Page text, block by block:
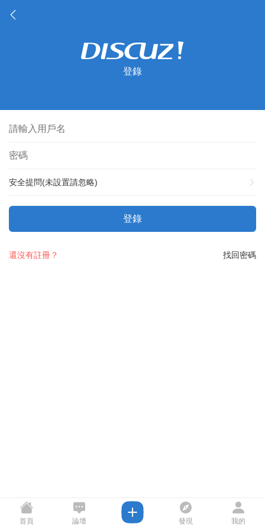
登錄
安全提問(未設置請忽略)
登錄
找回密碼
還沒有註冊？
首頁 論壇 發現 我的